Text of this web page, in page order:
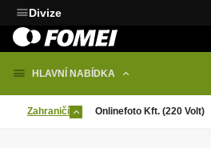
Divize
HLAVNÍ NABÍDKA
Zahraničí Onlinefoto Kft. (220 Volt)